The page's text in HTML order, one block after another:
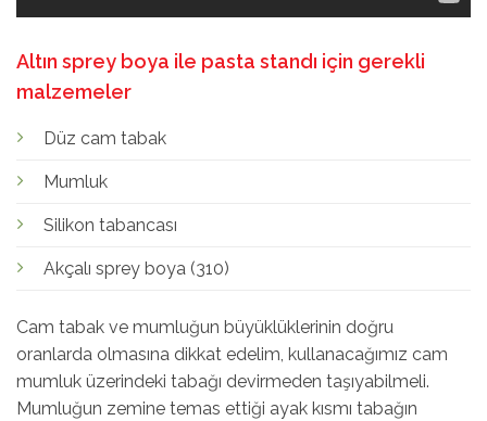
Altın sprey boya ile pasta standı için gerekli
malzemeler
Düz cam tabak
Mumluk
Silikon tabancası
Akçalı sprey boya (310)
Cam tabak ve mumluğun büyüklüklerinin doğru
oranlarda olmasına dikkat edelim, kullanacağımız cam
mumluk üzerindeki tabağı devirmeden taşıyabilmeli.
Mumluğun zemine temas ettiği ayak kısmı tabağın